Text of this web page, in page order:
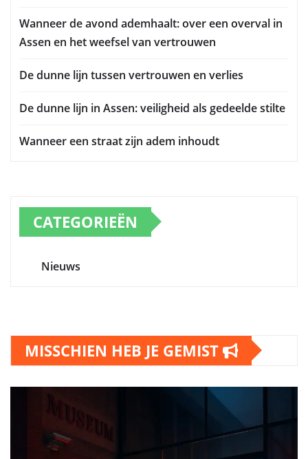
Wanneer de avond ademhaalt: over een overval in
Assen en het weefsel van vertrouwen
De dunne lijn tussen vertrouwen en verlies
De dunne lijn in Assen: veiligheid als gedeelde stilte
Wanneer een straat zijn adem inhoudt
CATEGORIEËN
Nieuws
MISSCHIEN HEB JE GEMIST